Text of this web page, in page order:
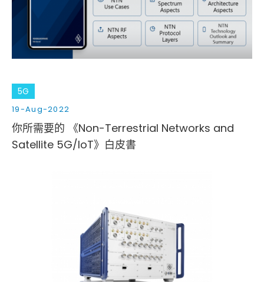
5G
19-Aug-2022
你所需要的 《Non-Terrestrial Networks and
Satellite 5G/IoT》白皮書